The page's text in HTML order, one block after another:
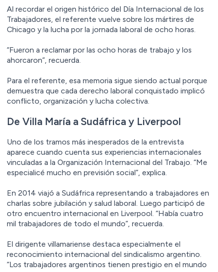
Al recordar el origen histórico del Día Internacional de los
Trabajadores, el referente vuelve sobre los mártires de
Chicago y la lucha por la jornada laboral de ocho horas.
“Fueron a reclamar por las ocho horas de trabajo y los
ahorcaron”, recuerda.
Para el referente, esa memoria sigue siendo actual porque
demuestra que cada derecho laboral conquistado implicó
conflicto, organización y lucha colectiva.
De Villa María a Sudáfrica y Liverpool
Uno de los tramos más inesperados de la entrevista
aparece cuando cuenta sus experiencias internacionales
vinculadas a la Organización Internacional del Trabajo. “Me
especialicé mucho en previsión social”, explica.
En 2014 viajó a Sudáfrica representando a trabajadores en
charlas sobre jubilación y salud laboral. Luego participó de
otro encuentro internacional en Liverpool. “Había cuatro
mil trabajadores de todo el mundo”, recuerda.
El dirigente villamariense destaca especialmente el
reconocimiento internacional del sindicalismo argentino.
“Los trabajadores argentinos tienen prestigio en el mundo